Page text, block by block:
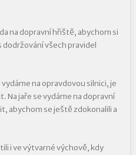
na dopravní hřiště, abychom si
dodržování všech pravidel
na opravdovou silnici, je
jaře se vydáme na dopravní
abychom se ještě zdokonalili a
i ve výtvarné výchově, kdy